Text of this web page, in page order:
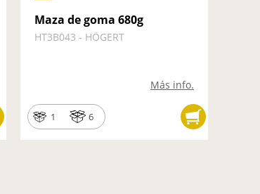
Maza de goma 680g
HT3B043 - HÖGERT
Más info.
1 6